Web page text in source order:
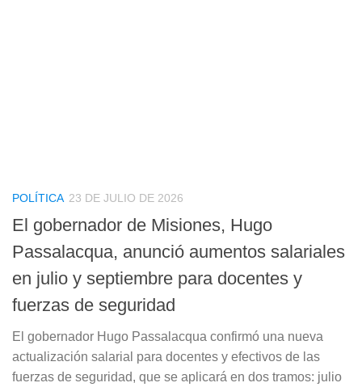
POLÍTICA 23 DE JULIO DE 2026
El gobernador de Misiones, Hugo
Passalacqua, anunció aumentos salariales
en julio y septiembre para docentes y
fuerzas de seguridad
El gobernador Hugo Passalacqua confirmó una nueva
actualización salarial para docentes y efectivos de las
fuerzas de seguridad, que se aplicará en dos tramos: julio